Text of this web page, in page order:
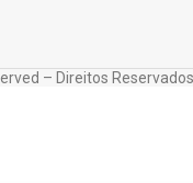
– Direitos Reservados